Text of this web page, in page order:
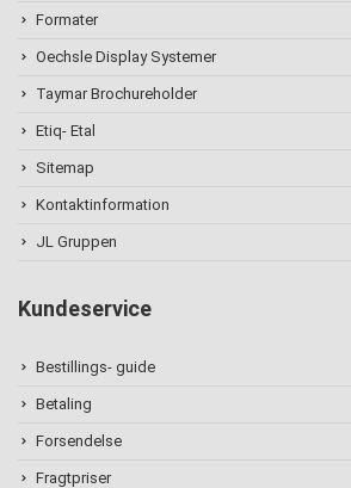
Formater
Oechsle Display Systemer
Taymar Brochureholder
Etiq- Etal
Sitemap
Kontaktinformation
JL Gruppen
Kundeservice
Bestillings- guide
Betaling
Forsendelse
Fragtpriser